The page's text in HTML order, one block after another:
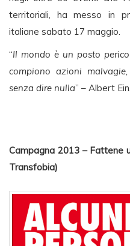
territoriali, ha messo in
italiane sabato 17 maggio.
“Il mondo è un posto
compiono azioni
senza dire nulla” – Albert
Campagna 2013 – Fattene
Transfobia)